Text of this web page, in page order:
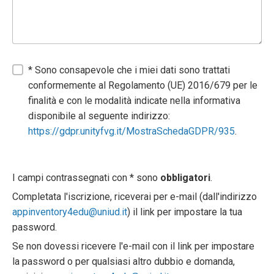
* Sono consapevole che i miei dati sono trattati
conformemente al Regolamento (UE) 2016/679 per le
finalità e con le modalità indicate nella informativa
disponibile al seguente indirizzo:
https://gdpr.unityfvg.it/MostraSchedaGDPR/935.
I campi contrassegnati con * sono obbligatori.
Completata l'iscrizione, riceverai per e-mail (dall'indirizzo
appinventory4edu@uniud.it) il link per impostare la tua
password.
Se non dovessi ricevere l'e-mail con il link per impostare
la password o per qualsiasi altro dubbio e domanda,